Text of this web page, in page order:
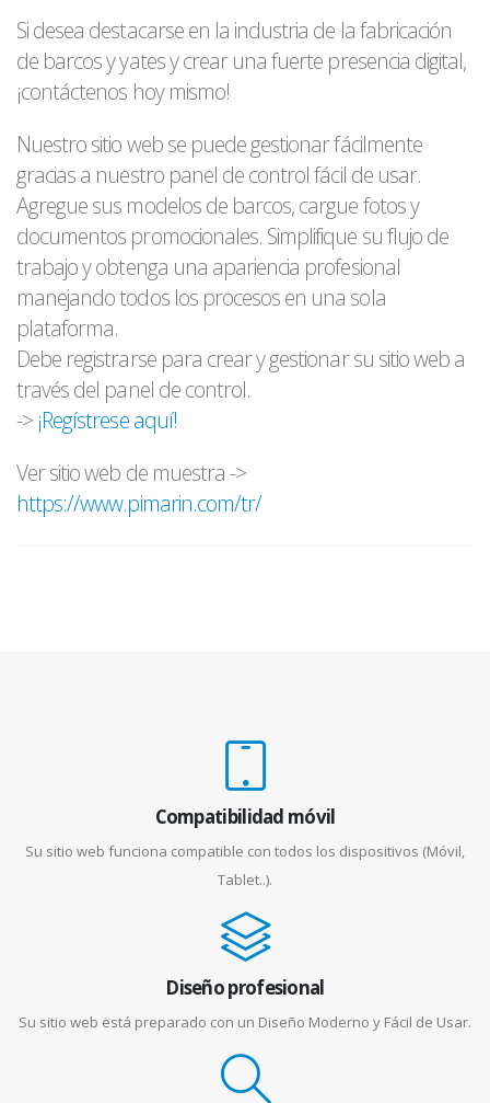
Si desea destacarse en la industria de la fabricación
de barcos y yates y crear una fuerte presencia digital,
¡contáctenos hoy mismo!
Nuestro sitio web se puede gestionar fácilmente
gracias a nuestro panel de control fácil de usar.
Agregue sus modelos de barcos, cargue fotos y
documentos promocionales. Simplifique su flujo de
trabajo y obtenga una apariencia profesional
manejando todos los procesos en una sola
plataforma.
Debe registrarse para crear y gestionar su sitio web a
través del panel de control.
-> ¡Regístrese aquí!
Ver sitio web de muestra ->
https://www.pimarin.com/tr/
Compatibilidad móvil
Su sitio web funciona compatible con todos los dispositivos (Móvil,
Tablet..).
Diseño profesional
Su sitio web está preparado con un Diseño Moderno y Fácil de Usar.